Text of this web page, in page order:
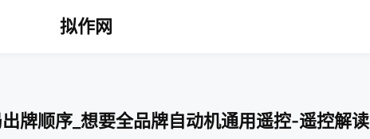
拟作网
牌顺序_想要全品牌自动机通用遥控-遥控解读